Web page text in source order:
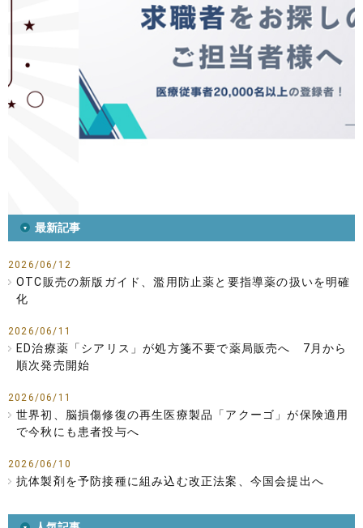
最新記事
2026/06/12
OTC販売の新版ガイド、濫用防止薬と要指導薬の扱いを明確
化
2026/06/11
ED治療薬「シアリス」が処方箋不要で薬局販売へ 7月から
順次発売開始
2026/06/11
世界初、脳損傷修復の再生医療製品「アクーゴ」が保険適用
で今秋にも患者投与へ
2026/06/10
抗体製剤を予防接種に組み込む改正法案、今国会提出へ